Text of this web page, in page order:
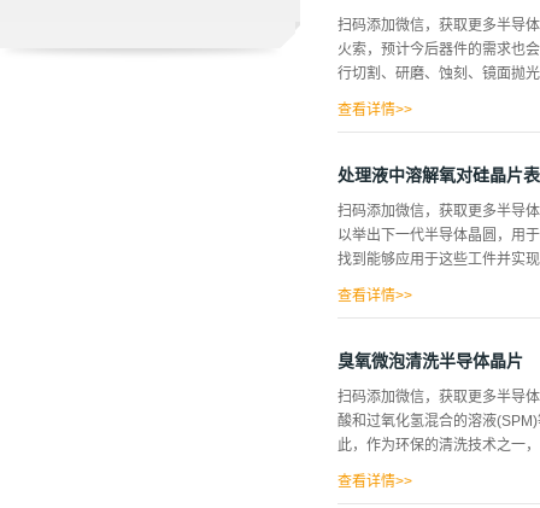
题，因此可以通过超纯水去除
对半导体晶片产生不利影响的
物的H2O2水。 实验实验装置
的SC―CO2和H2O2水的
扫码添加微信，获取更多半导
火索，预计今后器件的需求也
行切割、研磨、蚀刻、镜面抛
在CZ法硅镜面晶圆的加工中，
洗的重要性，近十年来，研究
OH/H202/H、O（称为SC-1清
中，根据用途组合这些，有效
256MDRAM以后的世代采用
查看详情>>
处理液中溶解氧对硅晶片
扫码添加微信，获取更多半导
以举出下一代半导体晶圆，用
找到能够应用于这些工件并实
供给到加工物上的规定场所，
水中的加工液。但是，在本研
1是实验中使用的装置的概略
度控制部构成。试料使用比电
高纯度氮气在气体交换膜的外
是为...
查看详情>>
臭氧微泡清洗半导体晶片
扫码添加微信，获取更多半导
酸和过氧化氢混合的溶液
此，作为环保的清洗技术之一
查看详情>>